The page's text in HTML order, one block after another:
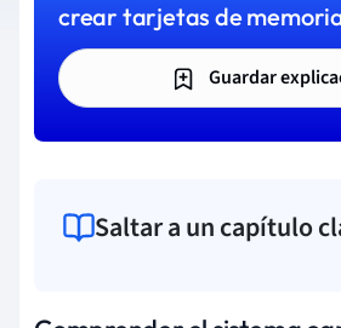
crear tarjetas de
Guardar
Saltar a un capítulo